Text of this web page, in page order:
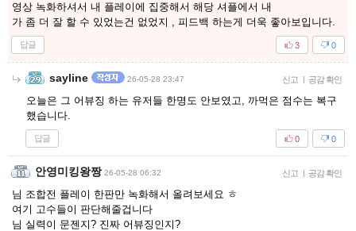
영상 녹화하셔서 내 플레이에 집중해서 해당 셔플에서 내
가 좀 더 잘 할 수 있었는건 없었지 , 피드백 하는게 더욱 좋아보입니다.
답글 0
3
sayline 26-05-28 23:47 신고 | 공감 확인
오늘은 그 어뷰징 하는 유저들 한명도 안보였고, 까먹은 점수는 복구
했습니다.
답글 0
0
안영미킹왕짱 26-05-28 06:32 신고 | 공감 확인
님 조합전 플레이 한판만 녹화해서 올려보세요 ㅎ
여기 고수들이 판단해줄겁니다
님 실력이 문젠지? 진짜 어뷰징인지?